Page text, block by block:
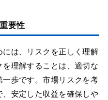
要性
は、リスクを正しく理解
理解することは、適切な
歩です。市場リスクを考
安定した収益を確保しや